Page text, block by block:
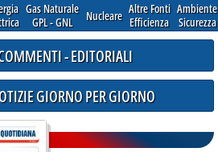
Gas Naturale
GPL - GNL
Nucleare Altre Fonti
Efficienza
Ambiente
Sicurezza
- EDITORIALI
GIORNO PER GIORNO